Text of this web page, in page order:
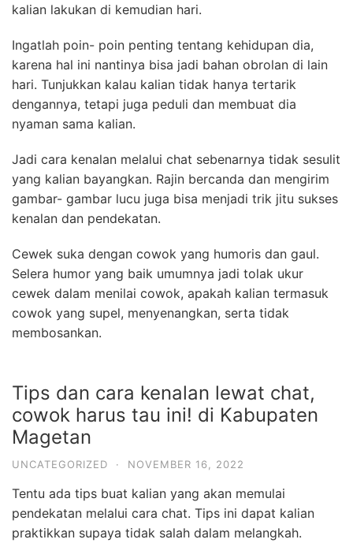
kalian lakukan di kemudian hari.
Ingatlah poin- poin penting tentang kehidupan dia,
karena hal ini nantinya bisa jadi bahan obrolan di lain
hari. Tunjukkan kalau kalian tidak hanya tertarik
dengannya, tetapi juga peduli dan membuat dia
nyaman sama kalian.
Jadi cara kenalan melalui chat sebenarnya tidak sesulit
yang kalian bayangkan. Rajin bercanda dan mengirim
gambar- gambar lucu juga bisa menjadi trik jitu sukses
kenalan dan pendekatan.
Cewek suka dengan cowok yang humoris dan gaul.
Selera humor yang baik umumnya jadi tolak ukur
cewek dalam menilai cowok, apakah kalian termasuk
cowok yang supel, menyenangkan, serta tidak
membosankan.
Tips dan cara kenalan lewat chat,
cowok harus tau ini! di Kabupaten
Magetan
UNCATEGORIZED · NOVEMBER 16, 2022
Tentu ada tips buat kalian yang akan memulai
pendekatan melalui cara chat. Tips ini dapat kalian
praktikkan supaya tidak salah dalam melangkah.